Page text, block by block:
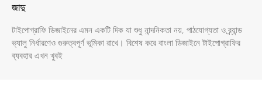
জাদু
টাইপোগ্রাফি ডিজাইনের এমন একটি দিক যা শুধু নান্দনিকতা নয়, পাঠযোগ্যতা ও ব্র্যান্ড
ভ্যালু নির্ধারণেও গুরুত্বপূর্ণ ভূমিকা রাখে। বিশেষ করে বাংলা ডিজাইনে টাইপোগ্রাফির
ব্যবহার এখন খুবই